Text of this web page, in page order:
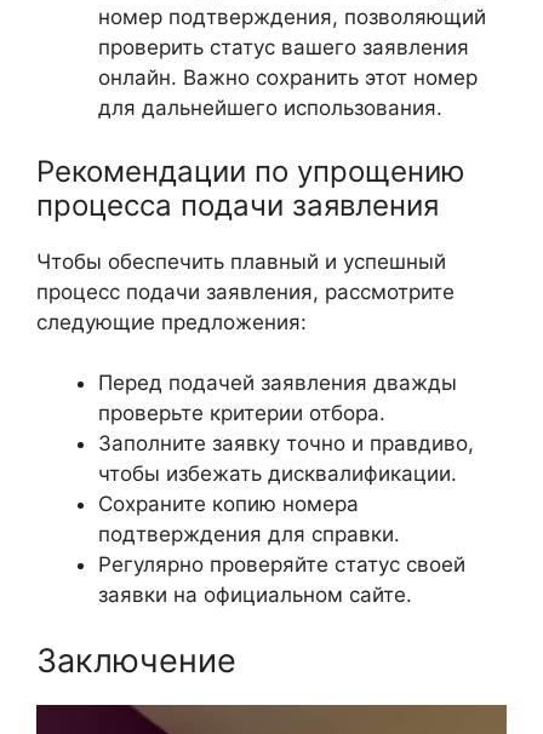
номер подтверждения, позволяющий
проверить статус вашего заявления
онлайн. Важно сохранить этот номер
для дальнейшего использования.
Рекомендации по упрощению
процесса подачи заявления
Чтобы обеспечить плавный и успешный
процесс подачи заявления, рассмотрите
следующие предложения:
Перед подачей заявления дважды
проверьте критерии отбора.
Заполните заявку точно и правдиво,
чтобы избежать дисквалификации.
Сохраните копию номера
подтверждения для справки.
Регулярно проверяйте статус своей
заявки на официальном сайте.
Заключение